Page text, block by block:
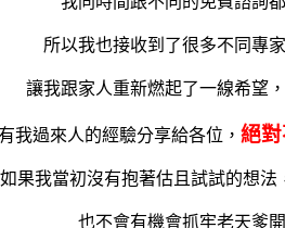
所以我也接收到了很多不同專
讓我跟家人重新燃起了一線希望
我過來人的經驗分享給各位， 絕
如果我當初沒有抱著估且試試的想
也不會有機會抓牢老天爹